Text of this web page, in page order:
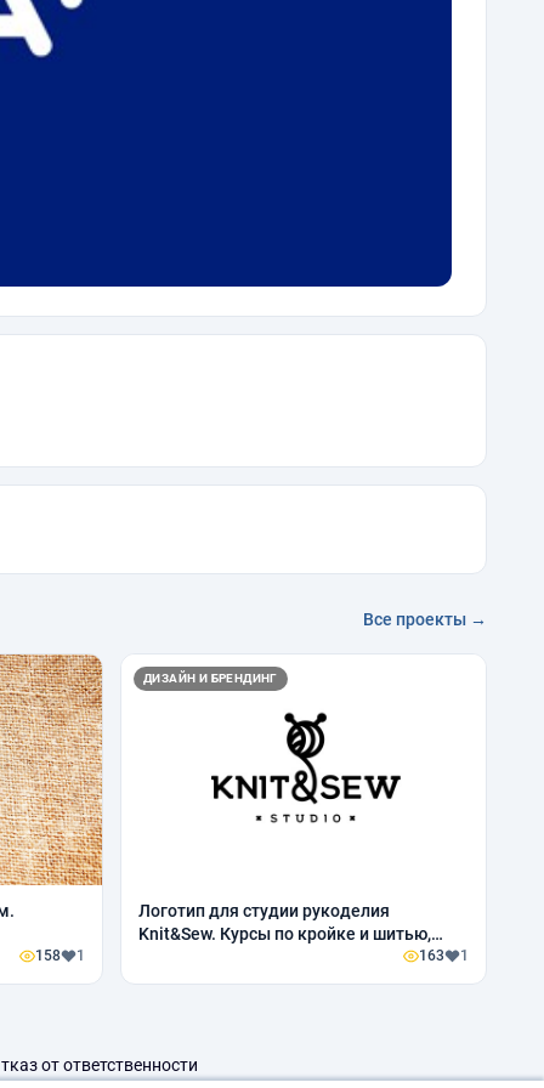
Все проекты →
158 1
ДИЗАЙН И БРЕНДИНГ
Логотип для студии рукоделия
Knit&Sew. Курсы по кройке и шитью,
163 1
от ответственности